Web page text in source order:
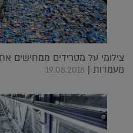
צילומי על מטרידים ממחישים את
מעמדות | 19.08.2018